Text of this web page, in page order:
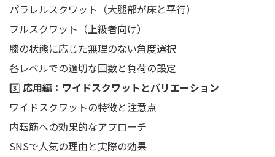
パラレルスクワット（大腿部が床と平行）
フルスクワット（上級者向け）
膝の状態に応じた無理のない角度選択
各レベルでの適切な回数と負荷の設定
3️⃣ 応用編：ワイドスクワットとバリエーション
ワイドスクワットの特徴と注意点
内転筋への効果的なアプローチ
SNSで人気の理由と実際の効果